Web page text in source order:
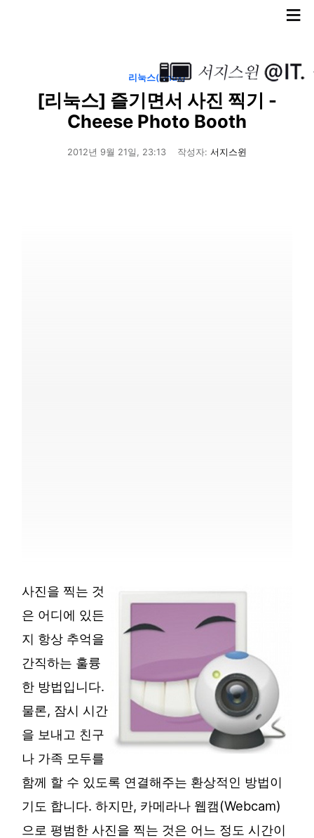
≡
리눅스(Linux)
[리눅스] 즐기면서 사진 찍기 -
Cheese Photo Booth
2012년 9월 21일, 23:13 작성자: 서지스윈
사진을 찍는 것
은 어디에 있든
지 항상 추억을
간직하는 훌륭
한 방법입니다.
물론, 잠시 시간
을 보내고 친구
나 가족 모두를
함께 할 수 있도록 연결해주는 환상적인 방법이
기도 합니다. 하지만, 카메라나 웹캠(Webcam)
으로 평범한 사진을 찍는 것은 어느 정도 시간이